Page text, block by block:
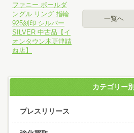
ファニー ボールダ
ングル リング 指輪
925刻印 シルバー
SILVER 中古品【イ
オンタウン木更津請
西店】
一覧へ
カテゴリー別
プレスリリース